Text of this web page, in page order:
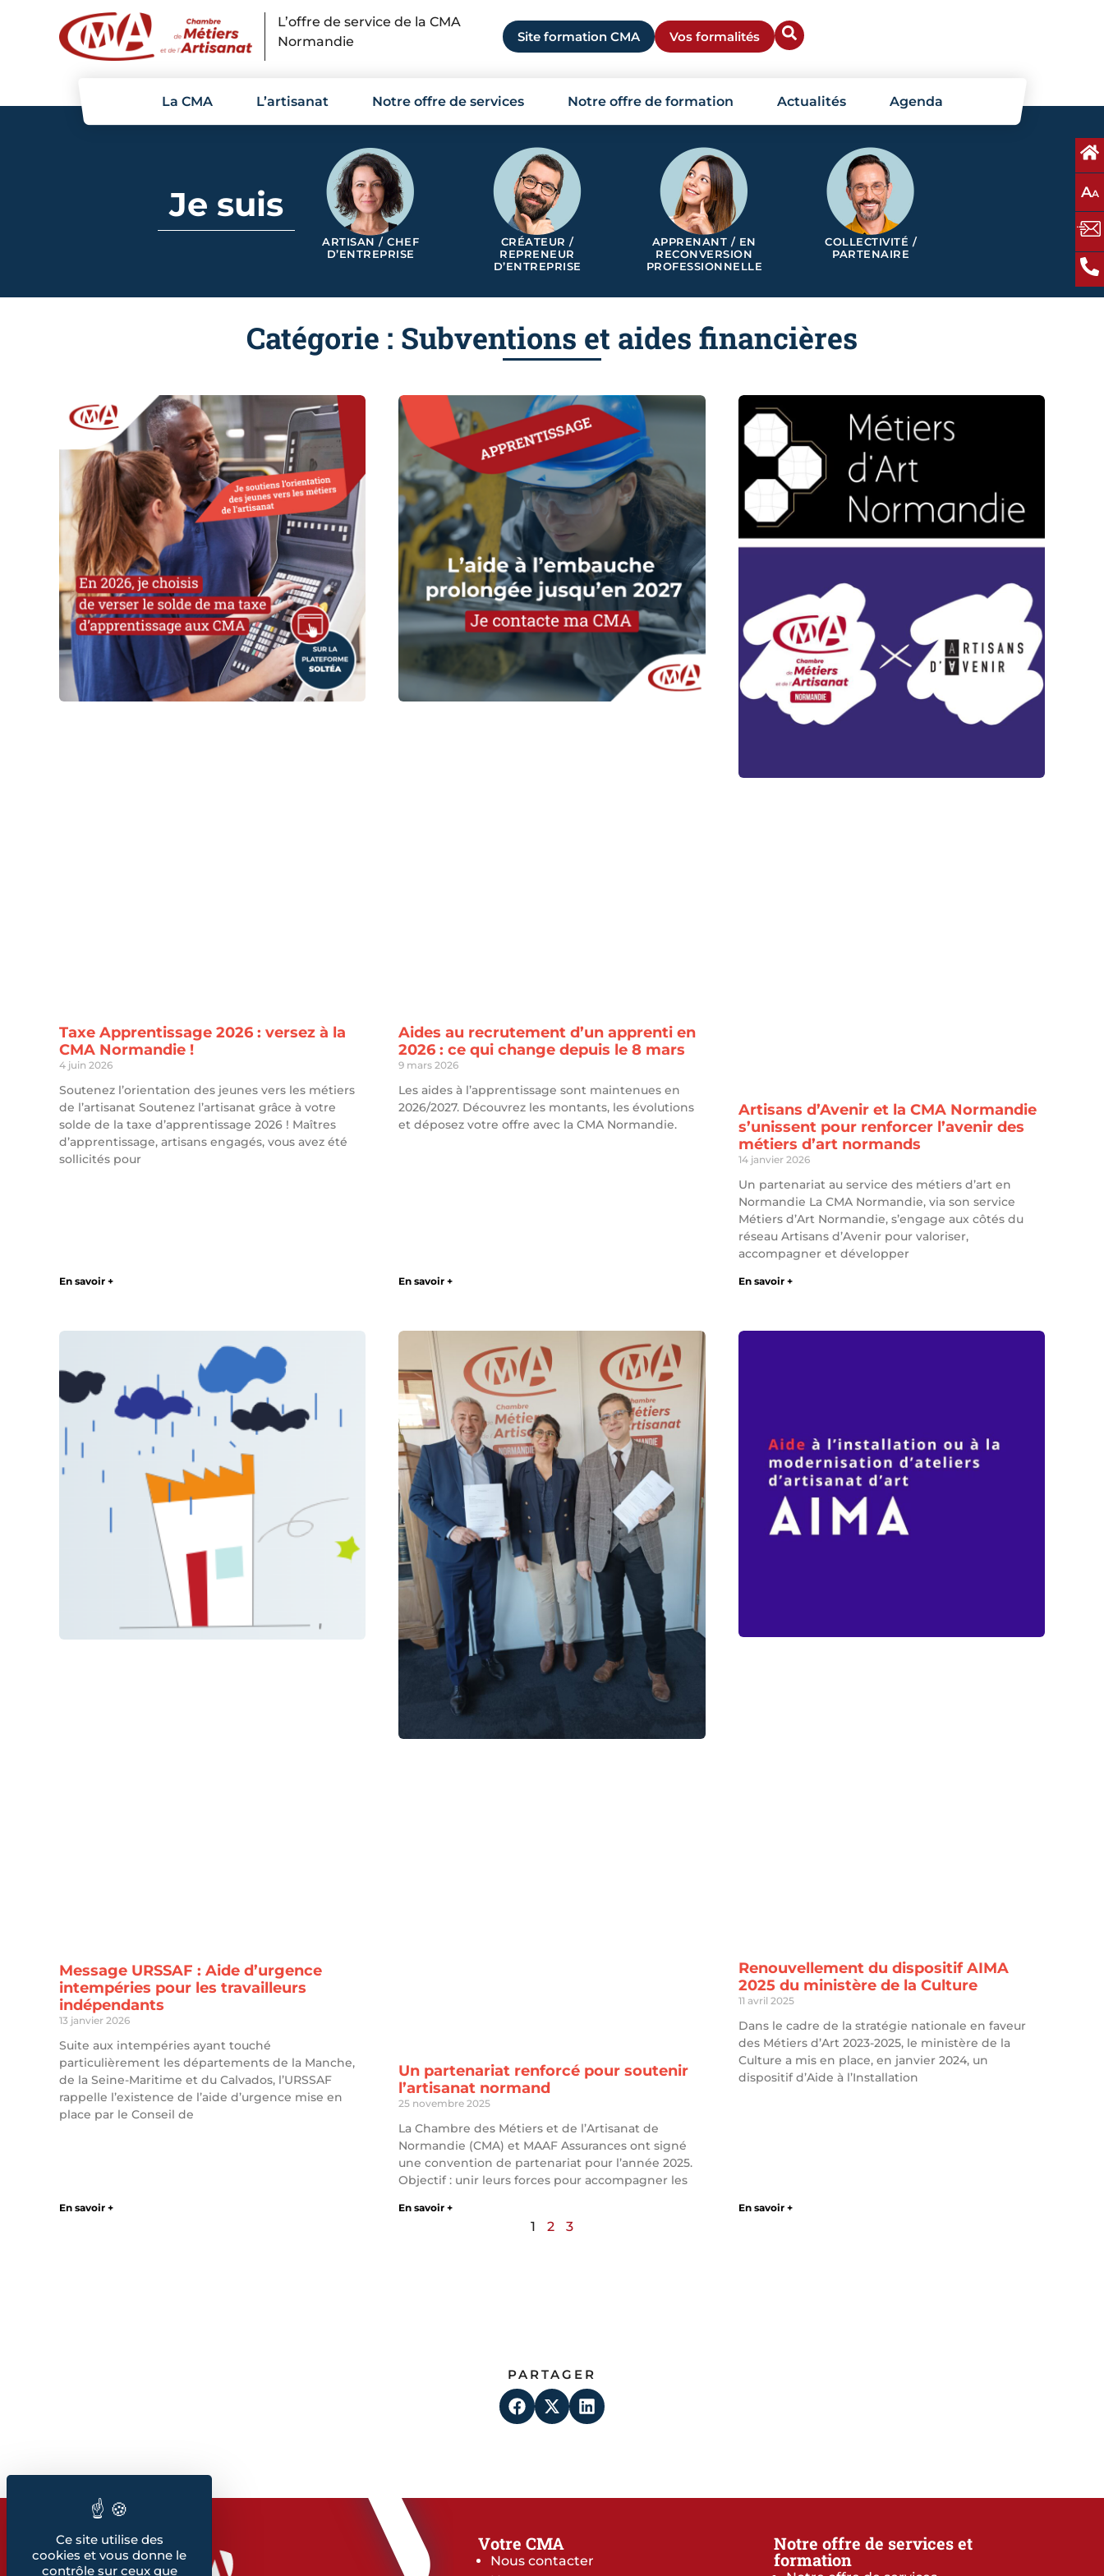
L’offre de service de la CMA
Normandie
Site formation CMA Vos formalités
La CMA L’artisanat Notre offre de services Notre offre de formation Actualités Agenda
AA
Je suis
ARTISAN / CHEF
D’ENTREPRISE
CRÉATEUR /
REPRENEUR
D’ENTREPRISE
APPRENANT / EN
RECONVERSION
PROFESSIONNELLE
COLLECTIVITÉ /
PARTENAIRE
Catégorie : Subventions et aides financières
Taxe Apprentissage 2026 : versez à la
CMA Normandie !
4 juin 2026
Soutenez l’orientation des jeunes vers les métiers
de l’artisanat Soutenez l’artisanat grâce à votre
solde de la taxe d’apprentissage 2026 ! Maîtres
d’apprentissage, artisans engagés, vous avez été
sollicités pour
En savoir +
Aides au recrutement d’un apprenti en
2026 : ce qui change depuis le 8 mars
9 mars 2026
Les aides à l’apprentissage sont maintenues en
2026/2027. Découvrez les montants, les évolutions
et déposez votre offre avec la CMA Normandie.
En savoir +
Artisans d’Avenir et la CMA Normandie
s’unissent pour renforcer l’avenir des
métiers d’art normands
14 janvier 2026
Un partenariat au service des métiers d’art en
Normandie La CMA Normandie, via son service
Métiers d’Art Normandie, s’engage aux côtés du
réseau Artisans d’Avenir pour valoriser,
accompagner et développer
En savoir +
Message URSSAF : Aide d’urgence
intempéries pour les travailleurs
indépendants
13 janvier 2026
Suite aux intempéries ayant touché
particulièrement les départements de la Manche,
de la Seine-Maritime et du Calvados, l’URSSAF
rappelle l’existence de l’aide d’urgence mise en
place par le Conseil de
En savoir +
Un partenariat renforcé pour soutenir
l’artisanat normand
25 novembre 2025
La Chambre des Métiers et de l’Artisanat de
Normandie (CMA) et MAAF Assurances ont signé
une convention de partenariat pour l’année 2025.
Objectif : unir leurs forces pour accompagner les
En savoir +
Renouvellement du dispositif AIMA
2025 du ministère de la Culture
11 avril 2025
Dans le cadre de la stratégie nationale en faveur
des Métiers d’Art 2023-2025, le ministère de la
Culture a mis en place, en janvier 2024, un
dispositif d’Aide à l’Installation
En savoir +
1 2 3
PARTAGER
Votre CMA
Nous contacter
Notre offre de services et
formation
Panneau de gestion des cookies
Ce site utilise des
cookies et vous donne le
contrôle sur ceux que